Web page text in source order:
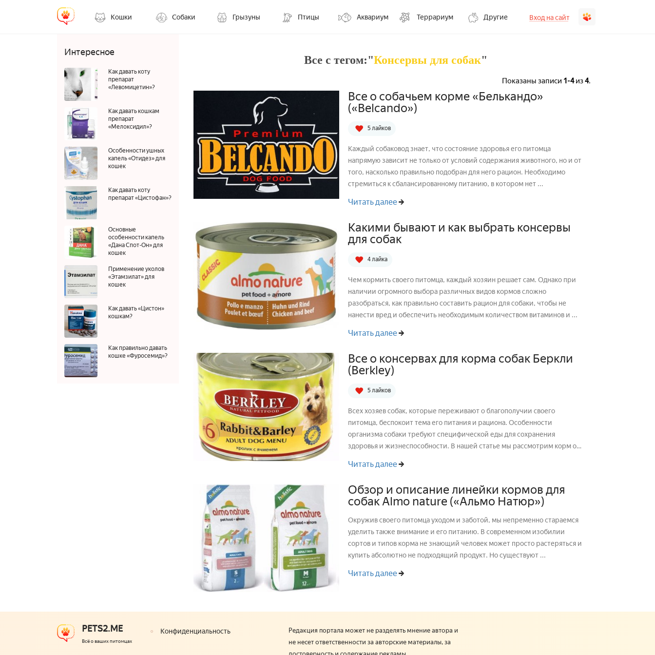
Кошки Собаки Грызуны Птицы Аквариум Террариум Другие Вход на сайт
Интересное
Как давать коту
препарат
«Левомицетин»?
Как давать кошкам
препарат
«Мелоксидил»?
Особенности ушных
капель «Отидез» для
кошек
Как давать коту
препарат «Цистофан»?
Основные
особенности капель
«Дана Спот-Он» для
кошек
Применение уколов
«Этамзилат» для
кошек
Как давать «Цистон»
кошкам?
Как правильно давать
кошке «Фуросемид»?
Все с тегом:"Консервы для собак"
Показаны записи 1-4из4.
Все о собачьем корме «Белькандо»
(«Belcando»)
5 лайков
Каждый собаковод знает, что состояние здоровья его питомца
напрямую зависит не только от условий содержания животного, но и от
того, насколько правильно подобран для него рацион. Необходимо
стремиться к сбалансированному питанию, в котором нет ...
Читать далее
Какими бывают и как выбрать консервы
для собак
4 лайка
Чем кормить своего питомца, каждый хозяин решает сам. Однако при
наличии огромного выбора различных видов кормов сложно
разобраться, как правильно составить рацион для собаки, чтобы не
нанести вред и обеспечить необходимым количеством витаминов и ...
Читать далее
Все о консервах для корма собак Беркли
(Berkley)
5 лайков
Всех хозяев собак, которые переживают о благополучии своего
питомца, беспокоит тема его питания и рациона. Особенности
организма собаки требуют специфической еды для сохранения
здоровья и жизнеспособности. В нашей статье мы рассмотрим корм от
Читать далее
Обзор и описание линейки кормов для
собак Almo nature («Альмо Натюр»)
Окружив своего питомца уходом и заботой, мы непременно стараемся
уделить также внимание и его питанию. В современном изобилии
сортов и типов корма не знающий человек может просто растеряться и
купить абсолютно не подходящий продукт. Но существуют ...
Читать далее
PETS2.ME
Всё о ваших питомцах
Конфиденциальность
Редакция портала может не разделять мнение автора и
не несет ответственности за авторские материалы, за